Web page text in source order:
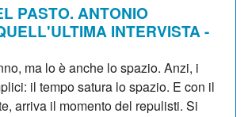
PASTO. ANTONIO
INTERVISTA -
ma lo è anche lo spazio. Anzi, i
il tempo satura lo spazio. E con il
arriva il momento del repulisti. Si